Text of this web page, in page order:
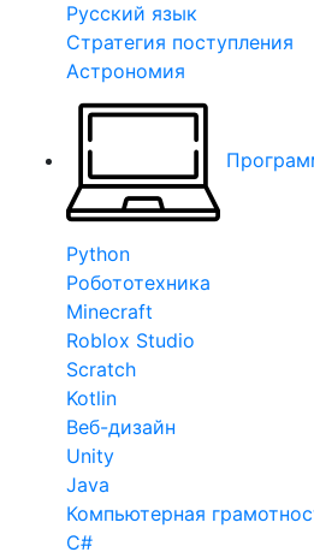
Русский язык
Стратегия поступления
Астрономия
Python
Робототехника
Minecraft
Roblox Studio
Scratch
Kotlin
Веб-дизайн
Unity
Java
Компьютерная
C#